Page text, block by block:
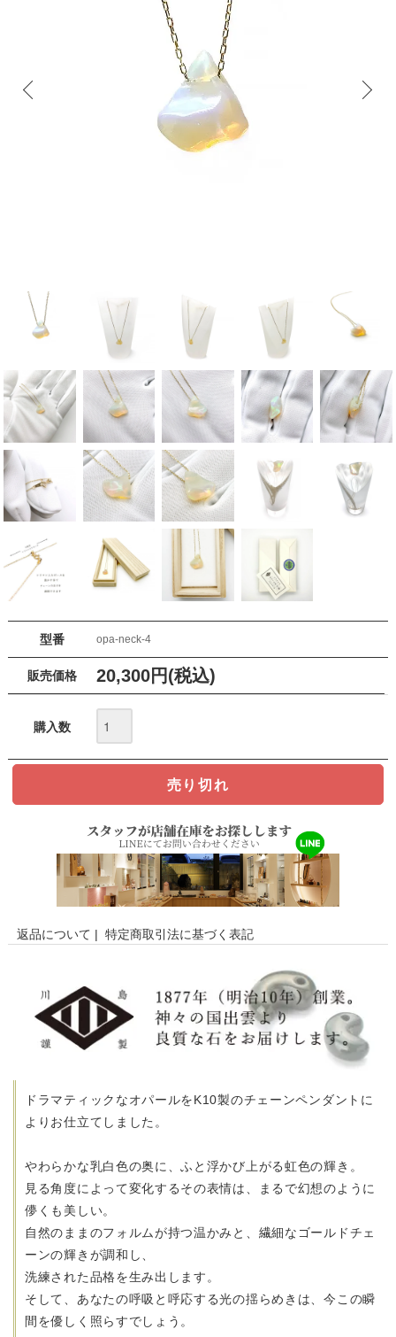
型番 opa-neck-4
販売価格 20,300円(税込)
購入数
返品について | 特定商取引法に基づく表記
ドラマティックなオパールをK10製のチェーンペンダントに
よりお仕立てしました。
やわらかな乳白色の奥に、ふと浮かび上がる虹色の輝き。
見る角度によって変化するその表情は、まるで幻想のように
儚くも美しい。
自然のままのフォルムが持つ温かみと、繊細なゴールドチェ
ーンの輝きが調和し、
洗練された品格を生み出します。
そして、あなたの呼吸と呼応する光の揺らめきは、今この瞬
間を優しく照らすでしょう。